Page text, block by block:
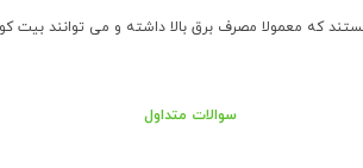
هستند که معمولا مصرف برق بالا داشته و می توانند بیت
سوالات متداول